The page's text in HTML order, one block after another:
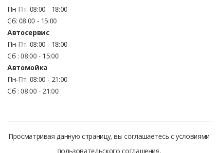
Пн-Пт: 08:00 - 18:00
Сб: 08:00 - 15:00
Автосервис
Пн-Пт: 08:00 - 18:00
Сб : 08:00 - 15:00
Автомойка
Пн-Пт: 08:00 - 21:00
Сб : 08:00 - 21:00
Просматривая данную страницу, вы соглашаетесь с условиями
пользовательского соглашения.